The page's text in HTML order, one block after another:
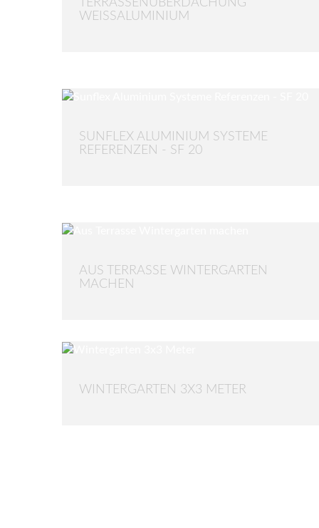
TERRASSENÜBERDACHUNG
WEISSALUMINIUM
SUNFLEX ALUMINIUM SYSTEME
REFERENZEN - SF 20
AUS TERRASSE WINTERGARTEN
MACHEN
WINTERGARTEN 3X3 METER